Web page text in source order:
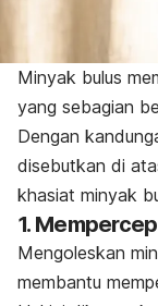
Minyak bulus
yang sebagian
Dengan
disebutkan di
khasiat minyak
1.
Mengoleskan
membantu